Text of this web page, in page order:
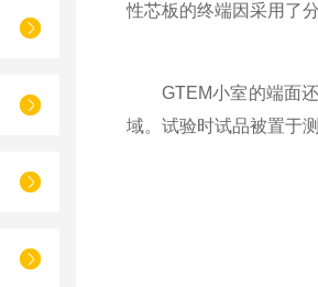
性芯板的终端因采用了
GTEM小室的端面还
域。试验时试品被置于